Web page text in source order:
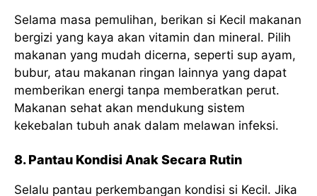
Selama masa pemulihan, berikan si Kecil makanan
bergizi yang kaya akan vitamin dan mineral. Pilih
makanan yang mudah dicerna, seperti sup ayam,
bubur, atau makanan ringan lainnya yang dapat
memberikan energi tanpa memberatkan perut.
Makanan sehat akan mendukung sistem
kekebalan tubuh anak dalam melawan infeksi.
8. Pantau Kondisi Anak Secara Rutin
Selalu pantau perkembangan kondisi si Kecil. Jika